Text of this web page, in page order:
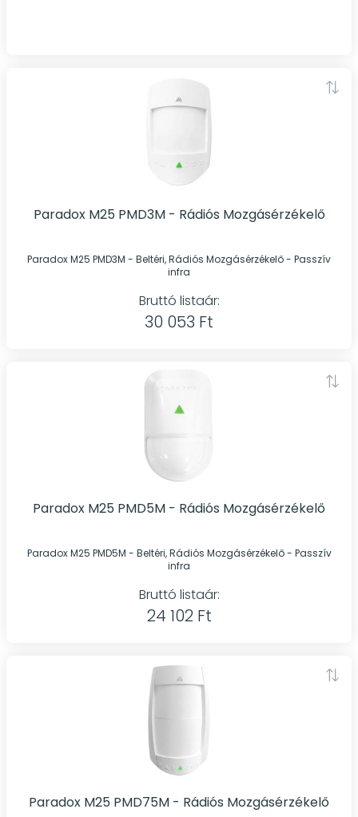
Paradox M25 PMD3M - Rádiós Mozgásérzékelő
Paradox M25 PMD3M - Beltéri, Rádiós Mozgásérzékelő - Passzív
infra
Bruttó listaár:
30 053 Ft
Paradox M25 PMD5M - Rádiós Mozgásérzékelő
Paradox M25 PMD5M - Beltéri, Rádiós Mozgásérzékelő - Passzív
infra
Bruttó listaár:
24 102 Ft
Paradox M25 PMD75M - Rádiós Mozgásérzékelő